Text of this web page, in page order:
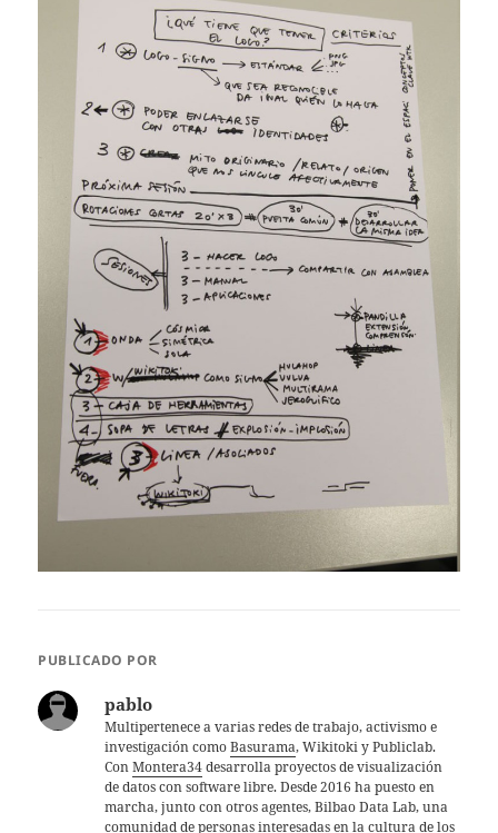
PUBLICADO POR
pablo
Multipertenece a varias redes de trabajo, activismo e
investigación comoBasurama, Wikitoki y Publiclab.
ConMontera34desarrolla proyectos de visualización
de datos con software libre. Desde 2016 ha puesto en
marcha, junto con otros agentes, Bilbao Data Lab, una
comunidad de personas interesadas en la cultura de los